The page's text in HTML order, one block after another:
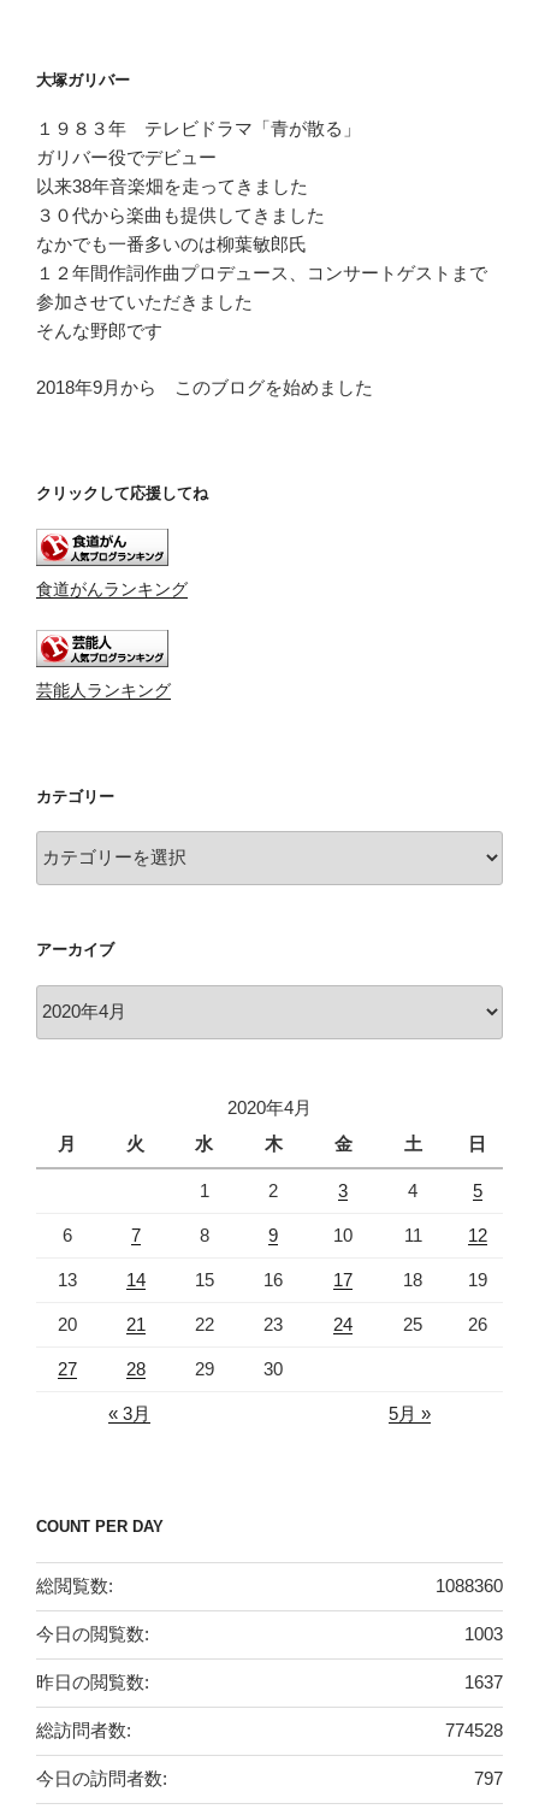
ー
ー
大塚ガリバー
１９８３年 テレビドラマ「青が散る」
ガリバー役でデビュー
以来38年音楽畑を走ってきました
３０代から楽曲も提供してきました
なかでも一番多いのは柳葉敏郎氏
１２年間作詞作曲プロデュース、コンサートゲストまで
参加させていただきました
そんな野郎です
2018年9月から このブログを始めました
クリックして応援してね
食道がんランキング
芸能人ランキング
カテゴリー
テ
ー
アーカイブ
2020年4月
月
火 水 木 金 土 日
1 2 3 4 5
6 7 8 9 10 11 12
13 14 15 16 17 18 19
20 21 22 23 24 25 26
27 28 29 30
« 3月 5月 »
COUNT PER DAY
1088360
総閲覧数:
1003
今日の閲覧数:
1637
昨日の閲覧数:
774528
総訪問者数:
797
今日の訪問者数: